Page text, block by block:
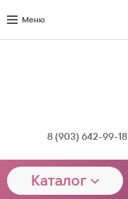
Меню
8 (903) 642-99-18
Каталог